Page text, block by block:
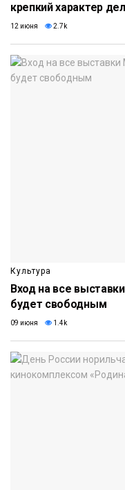
крепкий характер
12 июня 2.7k
Культура
Вход на все
будет свободным
09 июня 1.4k